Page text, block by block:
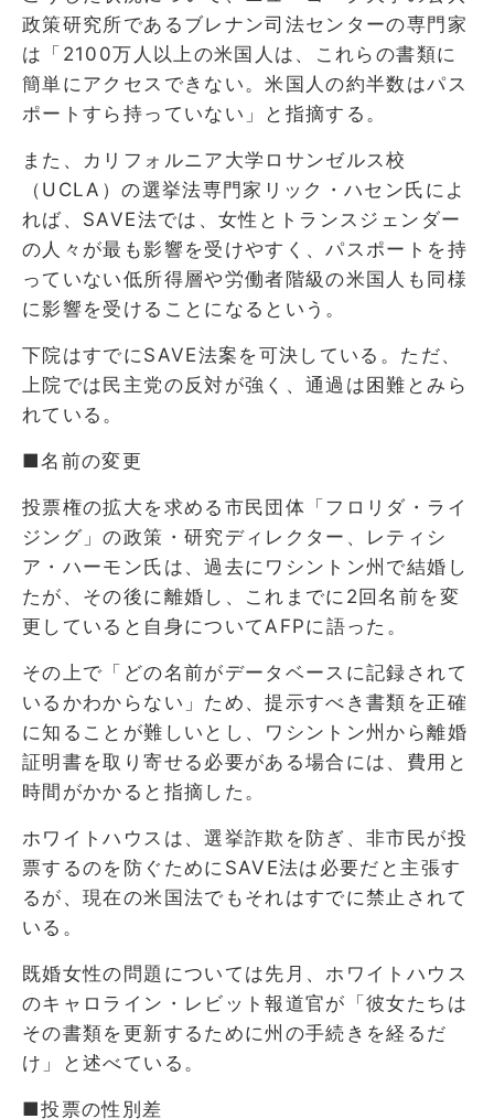
政策研究所であるブレナン司法センターの専門家
は「2100万人以上の米国人は、これらの書類に
簡単にアクセスできない。米国人の約半数はパス
ポートすら持っていない」と指摘する。
また、カリフォルニア大学ロサンゼルス校
（UCLA）の選挙法専門家リック・ハセン氏によ
れば、SAVE法では、女性とトランスジェンダー
の人々が最も影響を受けやすく、パスポートを持
っていない低所得層や労働者階級の米国人も同様
に影響を受けることになるという。
下院はすでにSAVE法案を可決している。ただ、
上院では民主党の反対が強く、通過は困難とみら
れている。
■名前の変更
投票権の拡大を求める市民団体「フロリダ・ライ
ジング」の政策・研究ディレクター、レティシ
ア・ハーモン氏は、過去にワシントン州で結婚し
たが、その後に離婚し、これまでに2回名前を変
更していると自身についてAFPに語った。
その上で「どの名前がデータベースに記録されて
いるかわからない」ため、提示すべき書類を正確
に知ることが難しいとし、ワシントン州から離婚
証明書を取り寄せる必要がある場合には、費用と
時間がかかると指摘した。
ホワイトハウスは、選挙詐欺を防ぎ、非市民が投
票するのを防ぐためにSAVE法は必要だと主張す
るが、現在の米国法でもそれはすでに禁止されて
いる。
既婚女性の問題については先月、ホワイトハウス
のキャロライン・レビット報道官が「彼女たちは
その書類を更新するために州の手続きを経るだ
け」と述べている。
■投票の性別差